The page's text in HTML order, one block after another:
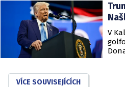
V
VÍCE SOUVISEJÍCÍCH